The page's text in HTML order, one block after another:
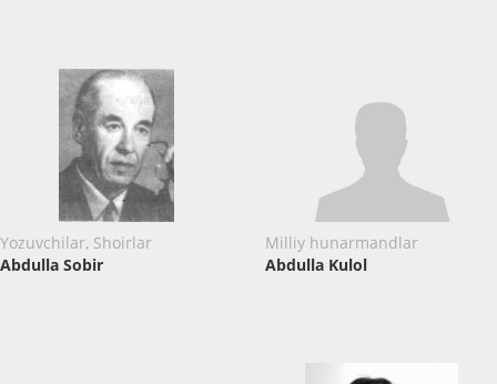
Yozuvchilar, Shoirlar
Abdulla Sobir
Milliy hunarmandlar
Abdulla Kulol